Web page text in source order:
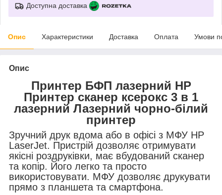
Доступна доставка
Опис Характеристики Доставка Оплата Умови
Опис
Принтер БФП лазерний HP
Принтер сканер ксерокс 3 в 1
лазерний Лазерний чорно-білий
принтер
Зручний друк вдома або в офісі з МФУ HP
LaserJet. Пристрій дозволяє отримувати
якісні роздруківки, має вбудований сканер
та копір. Його легко та просто
використовувати. МФУ дозволяє друкувати
прямо з планшета та смартфона.